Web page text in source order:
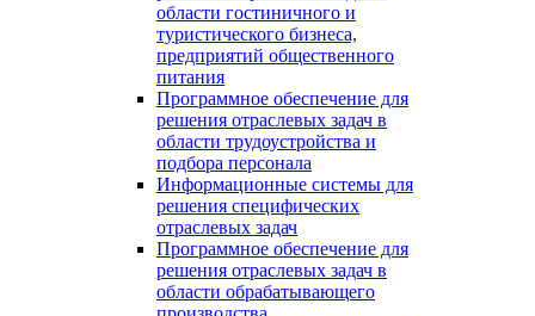
области гостиничного и
туристического бизнеса,
предприятий общественного
питания
Программное обеспечение для
решения отраслевых задач в
области трудоустройства и
подбора персонала
Информационные системы для
решения специфических
отраслевых задач
Программное обеспечение для
решения отраслевых задач в
области обрабатывающего